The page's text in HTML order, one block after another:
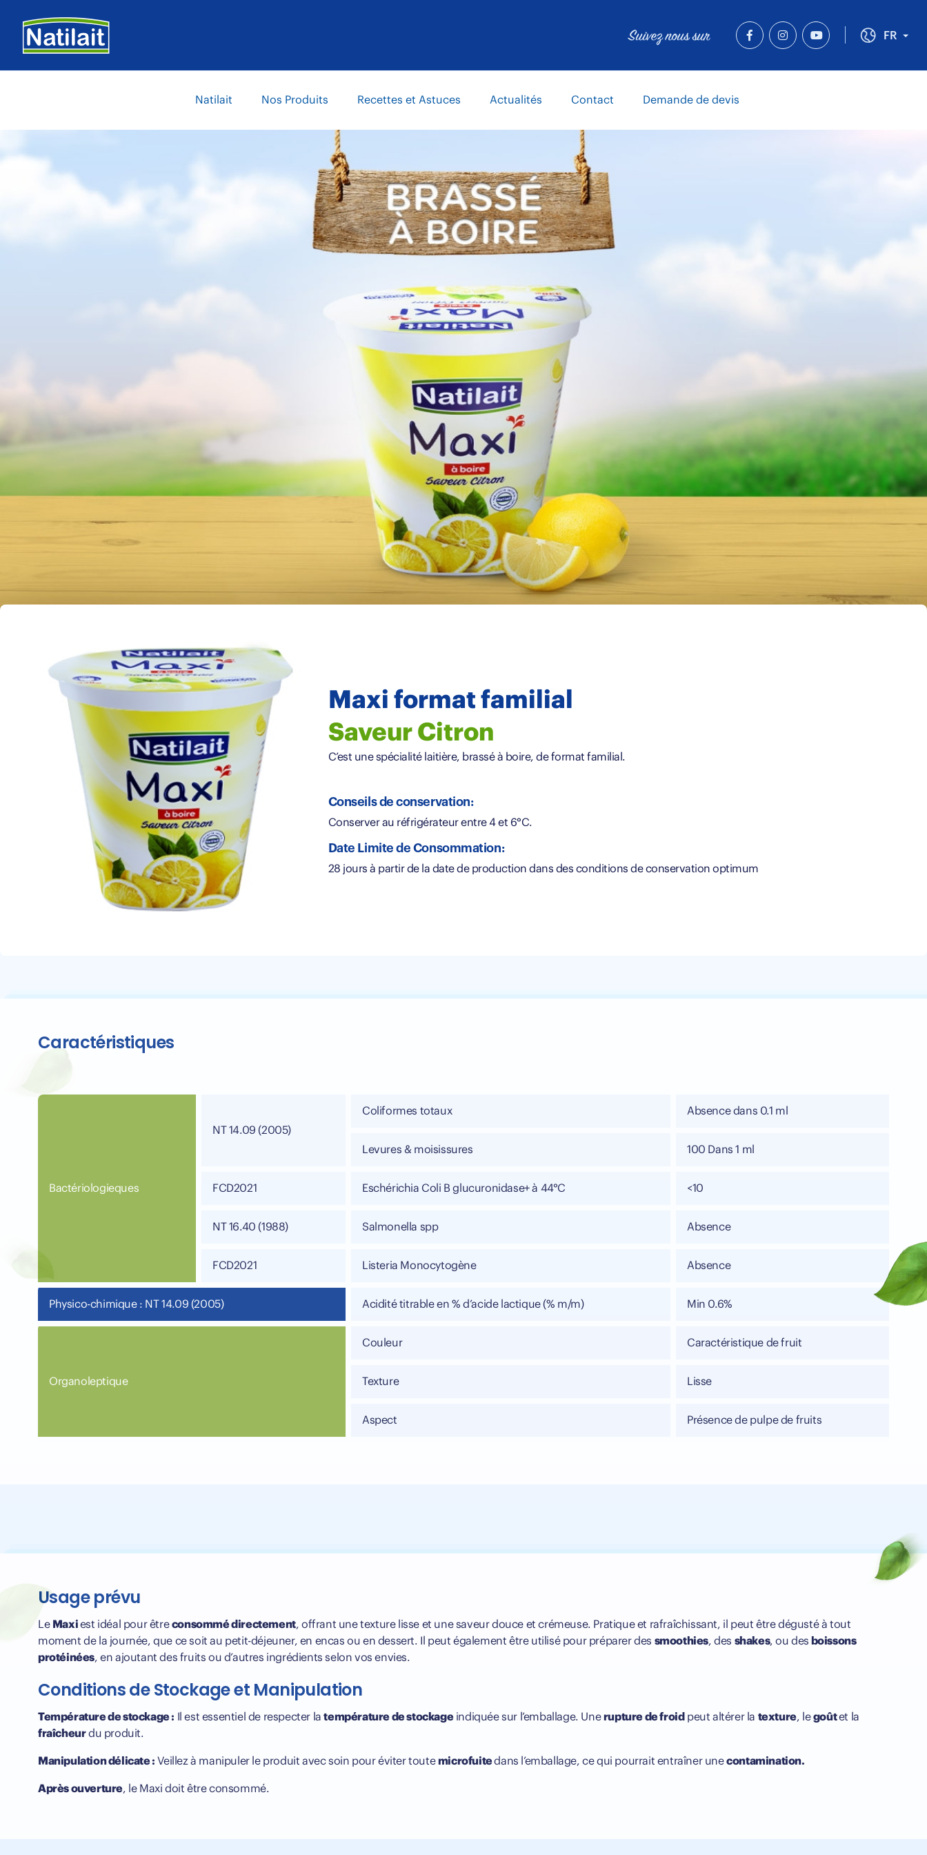
contenu
principal FR
Suivez nous sur
navigation
Natilait Nos Produits Recettes et Astuces Actualités Contact Demande de devis
Maxi format familial
Saveur Citron
C’est une spécialité laitière, brassé à boire, de format familial.
Conseils de conservation:
Conserver au réfrigérateur entre 4 et 6°C.
Date Limite de Consommation:
28 jours à partir de la date de production dans des conditions de conservation optimum
Caractéristiques
Bactériologieques
NT 14.09 (2005)
Coliformes totaux Absence dans 0.1 ml
Levures & moisissures 100 Dans 1 ml
FCD2021 Eschérichia Coli B glucuronidase+ à 44°C <10
NT 16.40 (1988) Salmonella spp Absence
FCD2021 Listeria Monocytogène Absence
Physico-chimique : NT 14.09 (2005) Acidité titrable en % d’acide lactique (% m/m) Min 0.6%
Organoleptique
Couleur Caractéristique de fruit
Texture Lisse
Aspect Présence de pulpe de fruits
Usage prévu
Le Maxiest idéal pour êtreconsommé directement, offrant une texture lisse et une saveur douce et crémeuse. Pratique et rafraîchissant, il peut être dégusté à tout
moment de la journée, que ce soit au petit-déjeuner, en encas ou en dessert. Il peut également être utilisé pour préparer des smoothies, des shakes, ou des boissons
protéinées, en ajoutant des fruits ou d’autres ingrédients selon vos envies.
Conditions de Stockage et Manipulation
Température de stockage : Il est essentiel de respecter latempérature de stockageindiquée sur l’emballage. Unerupture de froid peut altérer la texture, legoûtet la
fraîcheurdu produit.
Manipulation délicate : Veillez à manipuler le produit avec soin pour éviter toutemicrofuitedans l’emballage, ce qui pourrait entraîner unecontamination.
Après ouverture, le Maxi doit être consommé.